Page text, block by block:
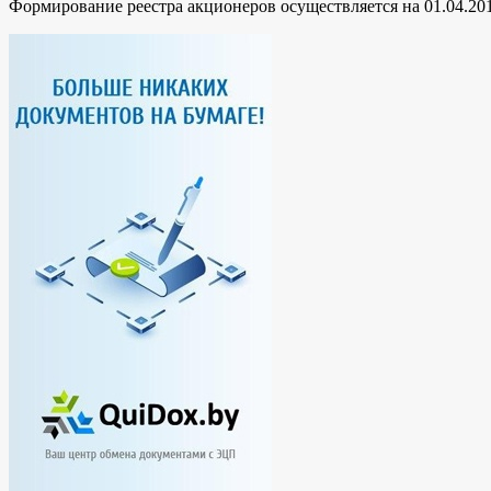
Формирование реестра акционеров осуществляется на